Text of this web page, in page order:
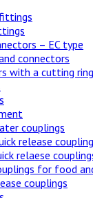
– EC type
connectors
with a cutting ring
couplings
release
relaese
for food
couplings